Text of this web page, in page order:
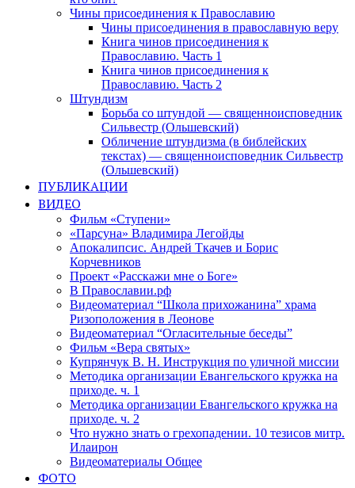
Чины присоединения к Православию
Чины присоединения в православную веру
Книга чинов присоединения к
Православию. Часть 1
Книга чинов присоединения к
Православию. Часть 2
Штундизм
Борьба со штундой — священноисповедник
Сильвестр (Ольшевский)
Обличение штундизма (в библейских
текстах) — священноисповедник Сильвестр
(Ольшевский)
ПУБЛИКАЦИИ
ВИДЕО
Фильм «Ступени»
«Парсуна» Владимира Легойды
Апокалипсис. Андрей Ткачев и Борис
Корчевников
Проект «Расскажи мне о Боге»
В Православии.рф
Видеоматериал “Школа прихожанина” храма
Ризоположения в Леонове
Видеоматериал “Огласительные беседы”
Фильм «Вера святых»
Купрянчук В. Н. Инструкция по уличной миссии
Методика организации Евангельского кружка на
приходе. ч. 1
Методика организации Евангельского кружка на
приходе. ч. 2
Что нужно знать о грехопадении. 10 тезисов митр.
Илаирон
Видеоматериалы Общее
ФОТО